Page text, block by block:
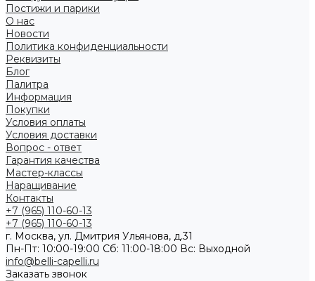
Постижи и парики
О нас
Новости
Политика конфиденциальности
Реквизиты
Блог
Палитра
Информация
Покупки
Условия оплаты
Условия доставки
Вопрос - ответ
Гарантия качества
Мастер-классы
Наращивание
Контакты
+7 (965) 110-60-13
+7 (965) 110-60-13
г. Москва, ул. Дмитрия Ульянова, д.31
Пн-Пт: 10:00-19:00 Cб: 11:00-18:00 Вс: Выходной
info@belli-capelli.ru
Заказать звонок